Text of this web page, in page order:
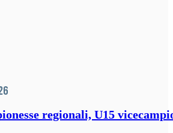
regionali, U15